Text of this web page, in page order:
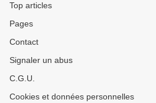
Top articles
Pages
Contact
Signaler un abus
C.G.U.
Cookies et données personnelles